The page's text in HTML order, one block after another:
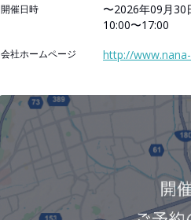
開催日時
〜2026年09月30
10:00〜17:00
会社ホームページ http://